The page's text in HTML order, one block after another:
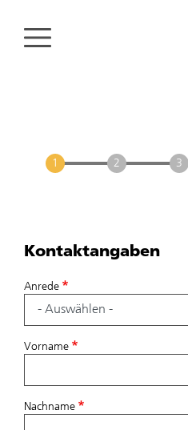
Kontaktangaben
I
Kontaktangaben
Anrede
Vorname
Nachname